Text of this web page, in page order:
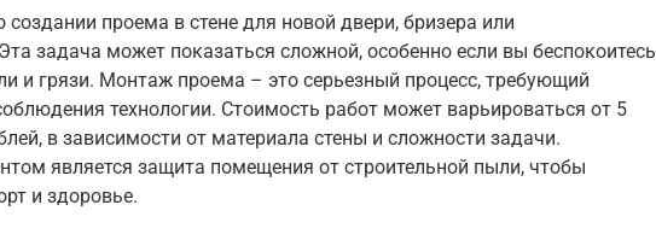
проема в стене для новой двери, бризера или
задача может показаться сложной, особенно если вы беспокоитесь
и грязи. Монтаж проема – это серьезный процесс, требующий
технологии. Стоимость работ может варьироваться от 5
в зависимости от материала стены и сложности задачи.
является защита помещения от строительной пыли, чтобы
и здоровье.